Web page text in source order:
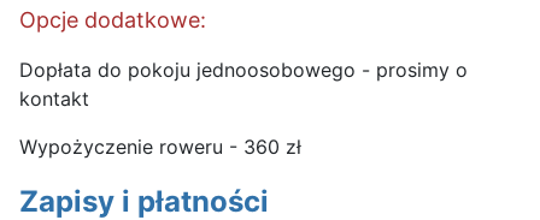
Opcje dodatkowe:
Dopłata do pokoju jednoosobowego - prosimy o
kontakt
Wypożyczenie roweru - 360 zł
Zapisy i płatności